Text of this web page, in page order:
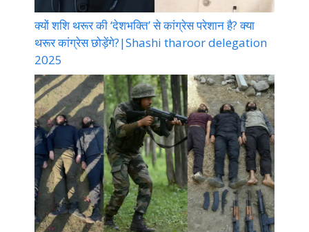
क्यों शशि थरूर की ‘देशभक्ति’ से कांग्रेस परेशान है? क्या
थरूर कांग्रेस छोड़ेंगे?|Shashi tharoor delegation
2025